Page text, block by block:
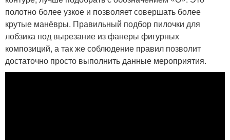
полотно более узкое и позволяет совершать более
крутые манёвры. Правильный подбор пилочки для
лобзика под вырезание из фанеры фигурных
композиций, а так же соблюдение правил позволит
достаточно просто выполнить данные мероприятия.